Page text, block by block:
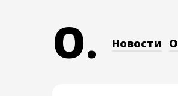
O. Новости